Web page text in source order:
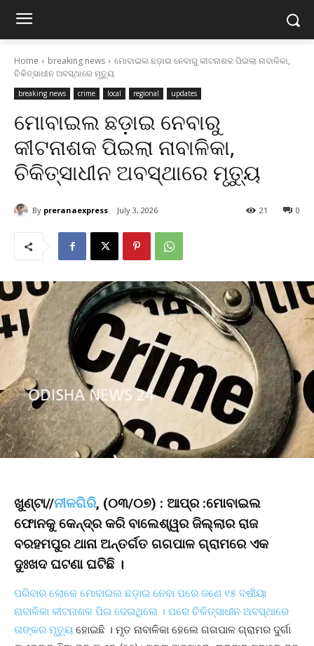
Home breaking news
ମୋବାଇଲ ଛଡ଼ାଇ ନେବାରୁ କୀଟନାଶକ ପିଇଲା ନାବାଳିକା,
ଚିକିତ୍ସାଧୀନ ଅବସ୍ଥାରେ ମୃତ୍ୟୁ
breaking news crime local regional updates
ମୋବାଇଲ ଛଡ଼ାଇ ନେବାରୁ
କୀଟନାଶକ ପିଇଲା ନାବାଳିକା,
ଚିକିତ୍ସାଧୀନ ଅବସ୍ଥାରେ ମୃତ୍ୟୁ
By preranaexpress July 3, 2026 0
21
ଖୁଣ୍ଟା//ନୀଳଗିରି, (୦୩/୦୭) : ଆପ୍ର :ମୋବାଇଲ
ଫୋନକୁ କେନ୍ଦ୍ର କରି ବାଲେଶ୍ୱର ଜିଲ୍ଲାର ରାଜ
ବରହମପୁର ଥାନା ଅନ୍ତର୍ଗତ ଗଗପାଳ ଗ୍ରାମରେ ଏକ
ଦୁଃଖଦ ଘଟଣା ଘଟିଛି ।
ପରିବାର ଲୋକେ ମୋବାଇଲ ଛଡ଼ାଇ ନେବା ପରେ ଜଣେ ୧୫ ବର୍ଷୀୟା
ନାବାଳିକା କୀଟନାଶକ ପିଇ ଦେଇଥିଲେ । ପରେ ଚିକିତ୍ସାଧୀନ ଅବସ୍ଥାରେ
ତାଙ୍କର ମୃତ୍ୟୁ ହୋଇଛି । ମୃତ ନାବାଳିକା ହେଲେ ଗଗପାଳ ଗ୍ରାମର ଦୁର୍ଗା